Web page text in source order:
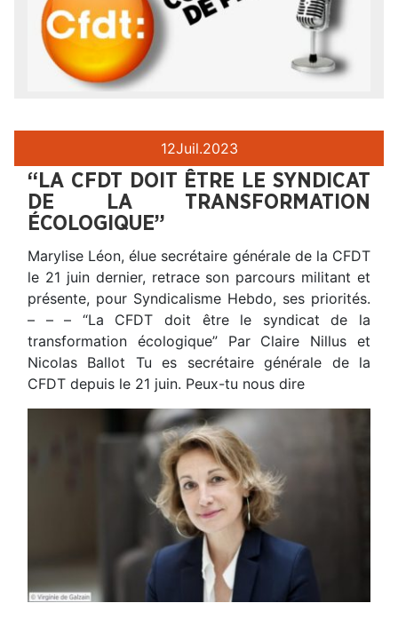
12Juil.2023
“LA CFDT DOIT ÊTRE LE SYNDICAT
DE LA TRANSFORMATION
ÉCOLOGIQUE”
Marylise Léon, élue secrétaire générale de la CFDT
le 21 juin dernier, retrace son parcours militant et
présente, pour Syndicalisme Hebdo, ses priorités.
– – – “La CFDT doit être le syndicat de la
transformation écologique” Par Claire Nillus et
Nicolas Ballot Tu es secrétaire générale de la
CFDT depuis le 21 juin. Peux-tu nous dire